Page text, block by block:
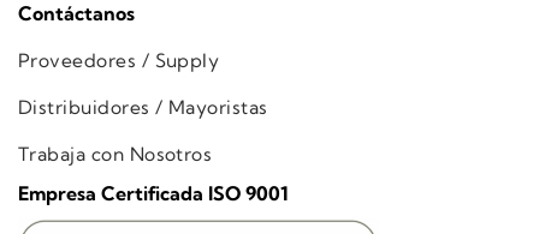
Contáctanos
Proveedores / Supply
Distribuidores / Mayoristas
Trabaja con Nosotros
Empresa Certificada ISO 9001